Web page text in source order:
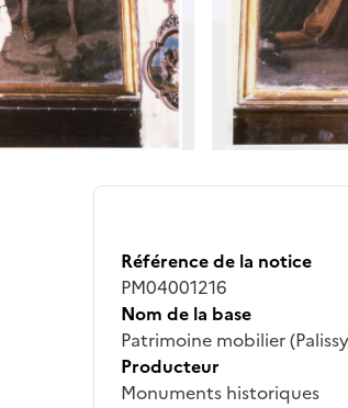
Référence de la notice
PM04001216
Nom de la base
Patrimoine mobilier
Producteur
Monuments historiques